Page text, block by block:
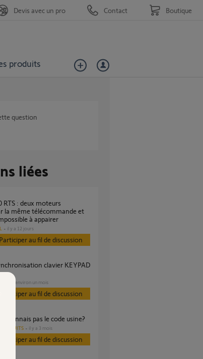
produits
Devis avec un pro Contact Boutique
question
liées
la même télécommande et
à appairer
il y a 12 jours
Participer au fil de discussion
il y a environ un mois
au fil de discussion
reconnais pas le code usine?
PRODUITS il y a 3 mois
Participer au fil de discussion